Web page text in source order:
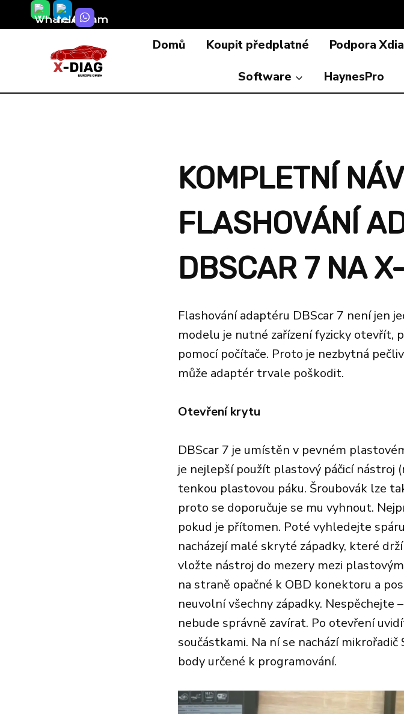
Přeskočit
na
Domů Koupit předplatné Podpora
Software HaynesPro
KOMPLETNÍ
FLASHOVÁNÍ
DBSCAR 7 NA
Flashování adaptéru DBScar 7 není jen
modelu je nutné zařízení fyzicky
pomocí počítače. Proto je nezbytná
může adaptér trvale poškodit.
Otevření krytu
DBScar 7 je umístěn v pevném
je nejlepší použít plastový páčicí
tenkou plastovou páku. Šroubovák lze
proto se doporučuje se mu vyhnout.
pokud je přítomen. Poté vyhledejte
nacházejí malé skryté západky, které
vložte nástroj do mezery mezi
na straně opačné k OBD konektoru a
neuvolní všechny západky. Nespěchejte
nebude správně zavírat. Po otevření
součástkami. Na ní se nachází
body určené k programování.